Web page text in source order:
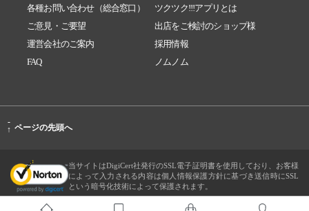
各種お問い合わせ（総合窓口）
ツクツク!!!アプリとは
ご意見・ご要望
出店をご検討のショップ様
運営会社のご案内
採用情報
FAQ
ノムノム
-
↑ ページの先頭へ
当サイトはDigiCert社発行のSSL電子証明書を使用しており、お客様
によって入力される内容は個人情報保護方針に基づき送信時にSSL
という暗号化技術によって保護されます。